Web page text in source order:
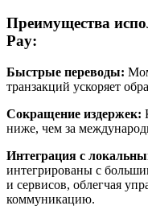
Преимущества
Pay:
Быстрые переводы:
транзакций ускоряет
Сокращение издержек:
ниже, чем за
Интеграция с
интегрированы с
и сервисов, облегчая
коммуникацию.